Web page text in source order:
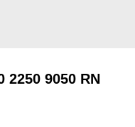
2250 9050 RN